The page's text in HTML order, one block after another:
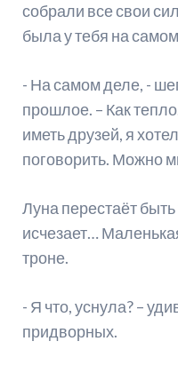
собрали все свои
была у тебя на
- На самом деле, -
прошлое. – Как
иметь друзей, я
поговорить. Можно
Луна перестаёт
исчезает…
троне.
- Я что, уснула? –
придворных.